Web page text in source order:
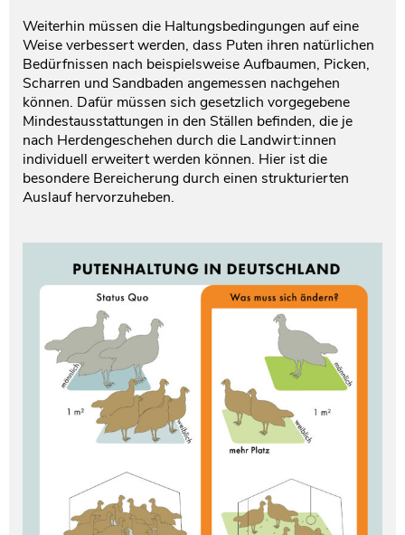
Weiterhin müssen die Haltungsbedingungen auf eine
Weise verbessert werden, dass Puten ihren natürlichen
Bedürfnissen nach beispielsweise Aufbaumen, Picken,
Scharren und Sandbaden angemessen nachgehen
können. Dafür müssen sich gesetzlich vorgegebene
Mindestausstattungen in den Ställen befinden, die je
nach Herdengeschehen durch die Landwirt:innen
individuell erweitert werden können. Hier ist die
besondere Bereicherung durch einen strukturierten
Auslauf hervorzuheben.